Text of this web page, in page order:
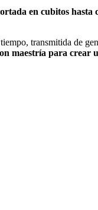
en cubitos
transmitida de
maestría para